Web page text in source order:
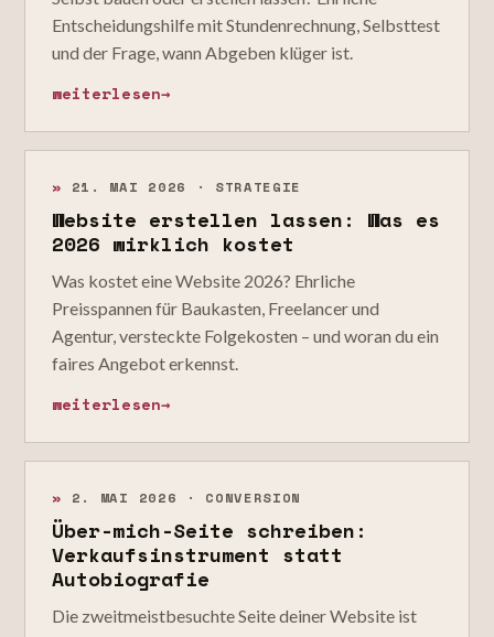
Entscheidungshilfe mit Stundenrechnung, Selbsttest
und der Frage, wann Abgeben klüger ist.
weiterlesen→
» 21. MAI 2026 · STRATEGIE
Website erstellen lassen: Was es
2026 wirklich kostet
Was kostet eine Website 2026? Ehrliche
Preisspannen für Baukasten, Freelancer und
Agentur, versteckte Folgekosten – und woran du ein
faires Angebot erkennst.
weiterlesen→
» 2. MAI 2026 · CONVERSION
Über-mich-Seite schreiben:
Verkaufsinstrument statt
Autobiografie
Die zweitmeistbesuchte Seite deiner Website ist